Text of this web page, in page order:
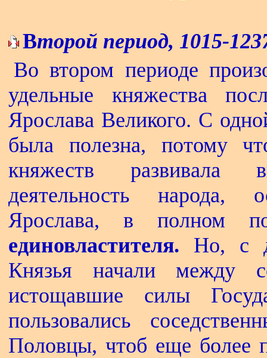
Второй период, 1015-
Во втором периоде
удельные княжества
Ярослава Великого. С
была полезна, потому
княжеств развивала
деятельность народа,
Ярослава, в полном
единовластителя. Но, с
Князья начали между
истощавшие силы
пользовались
Половцы, чтоб еще более